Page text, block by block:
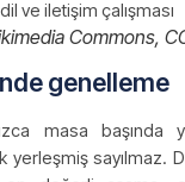
Commons,
genelleme
masa başında
yerleşmiş sayılmaz.